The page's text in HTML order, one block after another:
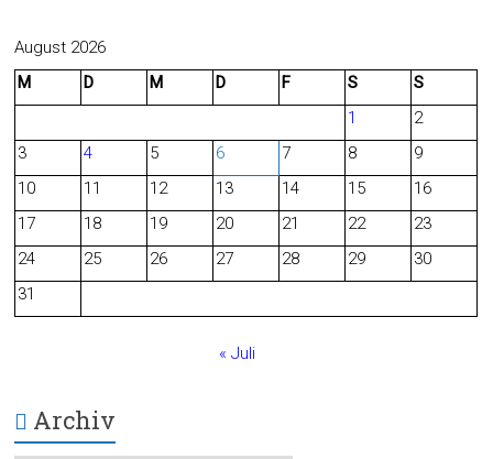
c
b
o
August 2026
M
D M D F S
S
1
2
3
4 5 6 7 8
9
10
11 12 13 14 15
16
17
18 19 20 21 22
23
24
25 26 27 28 29
30
31
« Juli
Archiv